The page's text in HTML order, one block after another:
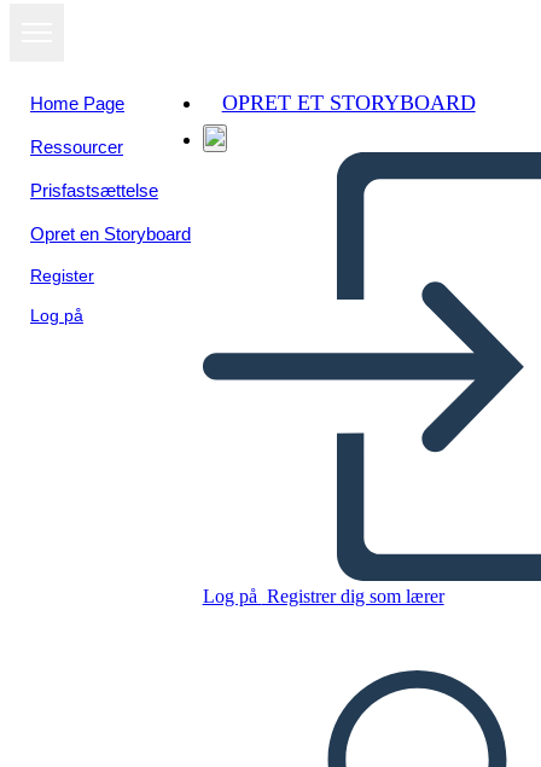
Home Page
Ressourcer
Prisfastsættelse
Opret en Storyboard
Register
Log på
OPRET ET STORYBOARD
Log på Registrer dig som lærer
Kopier dette storyboard
AFSPIL DIASSHOW
LÆS FOR MIG
Se som
diasshow